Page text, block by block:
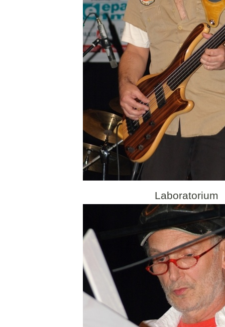
Laboratorium